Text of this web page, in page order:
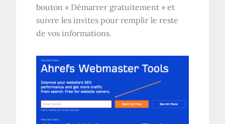
bouton « Démarrer gratuitement » et
suivre les invites pour remplir le reste
de vos informations.